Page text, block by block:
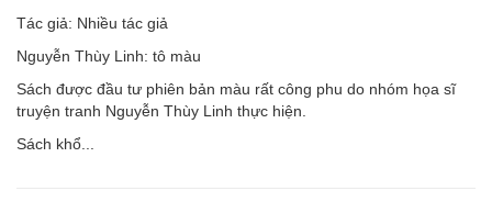
Tác giả: Nhiều tác giả
Nguyễn Thùy Linh: tô màu
Sách được đầu tư phiên bản màu rất công phu do nhóm họa sĩ
truyện tranh Nguyễn Thùy Linh thực hiện.
Sách khổ...